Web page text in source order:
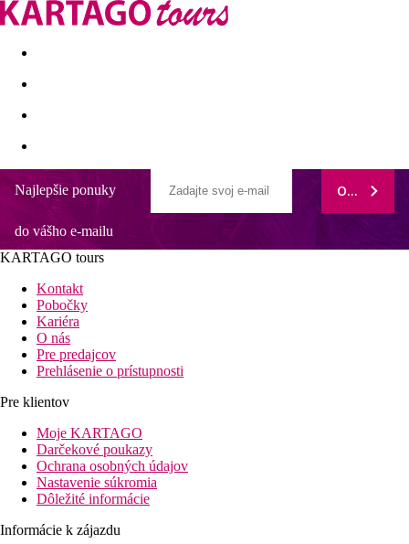
Last minute Dovolenkové kluby
The Residence
Vzdialenosti
2,5 km
Centrum mesta
25 km
Vzdialenosť od najbližšieho letiska
50 m
Vzdialenosť k pláži
0 m
Reštaurácia
Bary/krčmičky
Najlepšie ponuky
do vášho e-mailu
ODOBERAŤ
KARTAGO tours
Kontakt
Pobočky
Kariéra
O nás
Pre predajcov
Prehlásenie o prístupnosti
Pre klientov
Moje KARTAGO
Darčekové poukazy
Ochrana osobných údajov
Nastavenie súkromia
Dôležité informácie
Informácie k zájazdu